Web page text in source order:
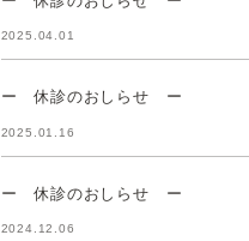
2025.04.01
ー 休診のおしらせ ー
2025.01.16
ー 休診のおしらせ ー
2024.12.06